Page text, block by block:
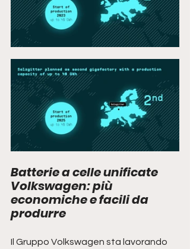
Batterie a celle unificate
Volkswagen: più
economiche e facili da
produrre
Il Gruppo Volkswagen sta lavorando